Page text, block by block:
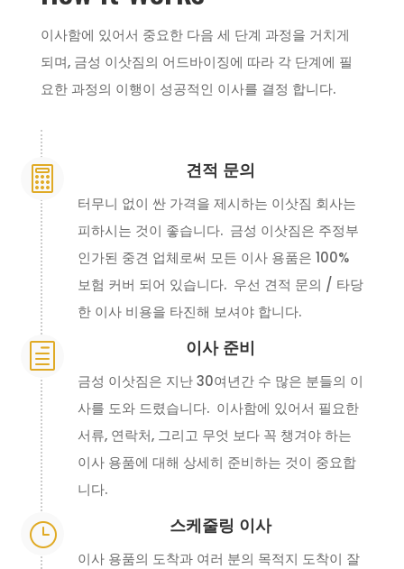
이사함에 있어서 중요한 다음 세 단계 과정을 거치게
되며, 금성 이삿짐의 어드바이징에 따라 각 단계에 필
요한 과정의 이행이 성공적인 이사를 결정 합니다.
 견적 문의
터무니 없이 싼 가격을 제시하는 이삿짐 회사는
피하시는 것이 좋습니다. 금성 이삿짐은 주정부
인가된 중견 업체로써 모든 이사 용품은 100%
보험 커버 되어 있습니다. 우선 견적 문의 / 타당
한 이사 비용을 타진해 보셔야 합니다.
h 이사 준비
금성 이삿짐은 지난 30여년간 수 많은 분들의 이
사를 도와 드렸습니다. 이사함에 있어서 필요한
서류, 연락처, 그리고 무엇 보다 꼭 챙겨야 하는
이사 용품에 대해 상세히 준비하는 것이 중요합
니다.
} 스케줄링 이사
이사 용품의 도착과 여러 분의 목적지 도착이 잘